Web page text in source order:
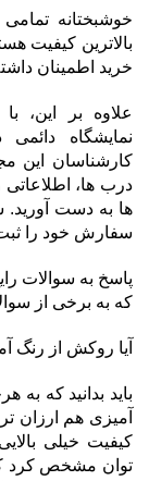
خوشبختانه
بالاترین کیفیت
خرید اطمینان
علاوه بر این،
نمایشگاه
کارشناسان این
درب ها،
ها به دست آورید.
سفارش خود را
پاسخ به سوالات
که به برخی از
آیا روکش از رنگ
باید بدانید که
آمیزی هم ارزان
کیفیت خیلی
توان مشخص کرد که